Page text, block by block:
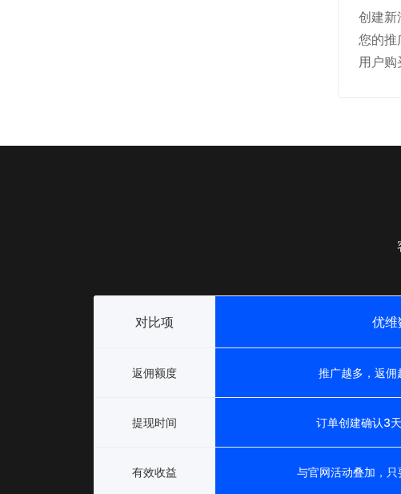
创建新
您的推
用户购
对比项 优维
返佣额度 推广越多，返
提现时间 订单创建确认3
有效收益 与官网活动叠加，